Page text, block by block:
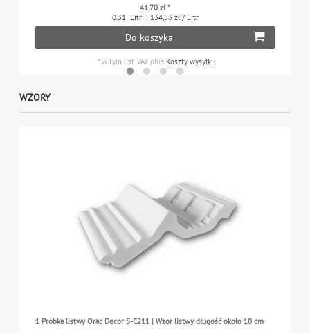
41,70 zł *
0.31
Litr | 134,53 zł / Litr
Do koszyka
*w tym ust. VATplus Koszty wysyłki
WZORY
1 Próbka listwy Orac Decor S-C211 | Wzor listwy długość około 10 cm